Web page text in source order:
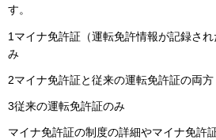
す。
1マイナ免許証（運転免許情報が記録さ
み
2マイナ免許証と従来の運転免許証の両方
3従来の運転免許証のみ
マイナ免許証の制度の詳細やマイナ免許